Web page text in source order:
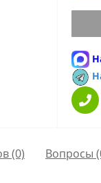
(0) Вопросы